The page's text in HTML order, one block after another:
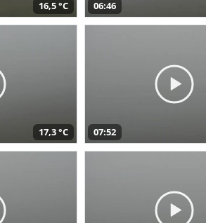
16,5 °C 06:46
17,3 °C 07:52